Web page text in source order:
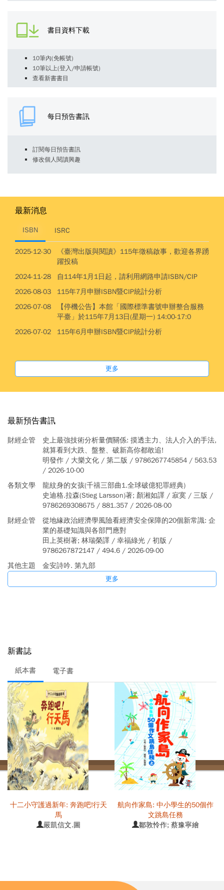
書目資料下載
10筆內(免帳號)
10筆以上(登入/申請帳號)
查看新書書目
每日預告書訊
訂閱每日預告書訊
修改個人閱讀興趣
最新消息
ISBN ISRC
2025-12-30
《臺灣出版與閱讀》115年徵稿啟事，歡迎各界踴
躍投稿
2024-11-28
自114年1月1日起，請利用網路申請ISBN/CIP
2026-08-03
115年7月申辦ISBN暨CIP統計分析
2026-07-08
【停機公告】本館「國際標準書號申辦整合服務
平臺」於115年7月13日(星期一) 14:00-17:0
2026-07-02
115年6月申辦ISBN暨CIP統計分析
更多
最新預告書訊
財經企管
史上最強技術分析量價關係: 摸透主力、法人介入的手法,
就算看到大跌、盤整、破新高你都敢追!
明發作 / 大樂文化 / 第二版 / 9786267745854 / 563.53
/ 2026-10-00
各類文學
龍紋身的女孩(千禧三部曲1.全球破億犯罪經典)
史迪格.拉森(Stieg Larsson)著; 顏湘如譯 / 寂寞 / 三版 /
9786269308675 / 881.357 / 2026-08-00
財經企管
從地緣政治經濟學風險看經濟安全保障的20個新常識: 企
業的基礎知識與各部門應對
田上英樹著; 林瑞榮譯 / 幸福綠光 / 初版 /
9786267872147 / 494.6 / 2026-09-00
其他主題
金安詩吟. 第九部
蔡金安總編輯 / 開朗雜誌 / 初版 / 9786267060896 /
830 / 2026-06-00
更多
新書誌
紙本書 電子書
十二小守護過新年: 奔跑吧!行天
馬
嚴凱信文.圖
航向作家島: 中小學生的50個作
文跳島任務
鄒敦怜作; 蔡豫寧繪